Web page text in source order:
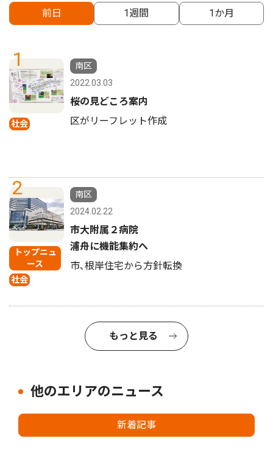
前日 1週間 1か月
1
社会
南区
2022.03.03
桜の見どころ案内
区がリーフレット作成
2
トップニュ
ース
社会
南区
2024.02.22
市大附属２病院
浦舟に機能集約へ
市､根岸住宅から方針転換
もっと見る
他のエリアのニュース
新着記事